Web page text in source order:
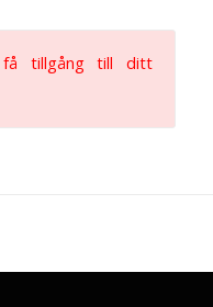
tillgång till ditt